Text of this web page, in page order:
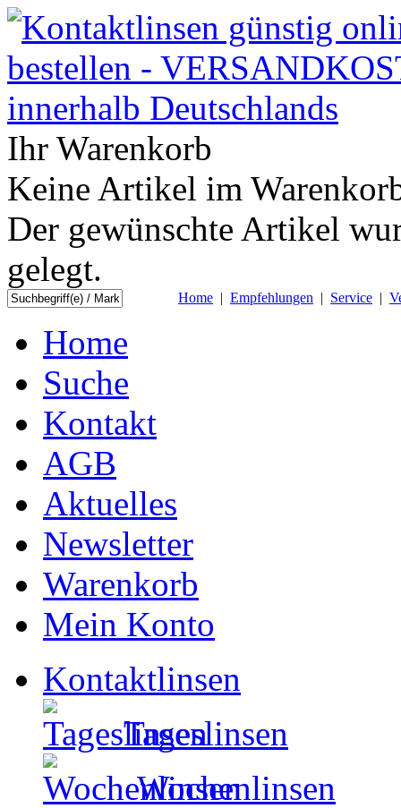
Ihr Warenkorb
Keine Artikel im
Der gewünschte Artikel
gelegt.
Home | Empfehlungen | Service |
Home
Suche
Kontakt
AGB
Aktuelles
Newsletter
Warenkorb
Mein Konto
Kontaktlinsen
Tageslinsen
Wochenlinsen